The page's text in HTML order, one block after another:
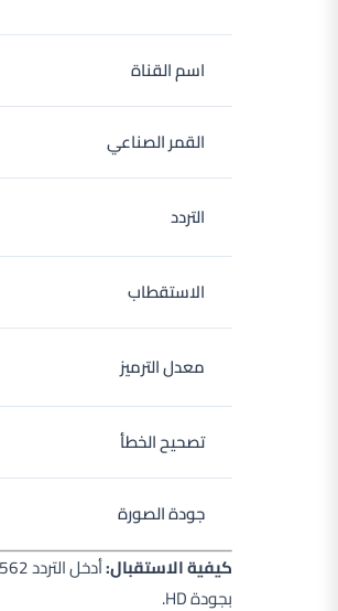
اسم القناة
القمر الصناعي
التردد
الاستقطاب
معدل الترميز
تصحيح الخطأ
جودة الصورة
كيفية الاستقبال:
بجودة HD.